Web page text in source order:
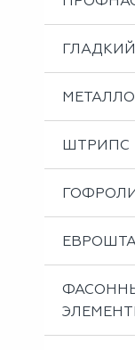
Вальцовка
ШТРИПС